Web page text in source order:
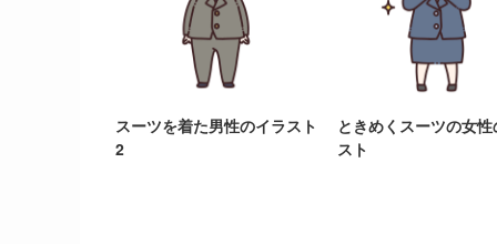
スーツを着た男性のイラスト
2
ときめくスーツの女
スト